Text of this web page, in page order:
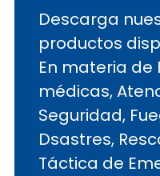
Descarga
productos
En materia de
médicas,
Seguridad,
Dsastres,
Táctica de